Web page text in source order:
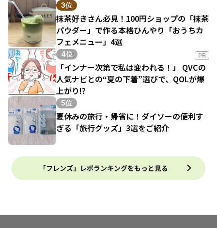
3位
抹茶好きさん必見！100円ショップの「抹茶
パウダー」で作る本格ひんやり「おうちカ
フェメニュー」4選
4位 PR
「インナー次第で私は変われる！」 QVCの
人気ナビとの“夏の下着”選びで、QOLが爆
上がり!?
5位
夏休みの旅行・帰省に！ダイソーの便利す
ぎる「旅行グッズ」3選をご紹介
「フレンズ」レポランキングをもっと見る